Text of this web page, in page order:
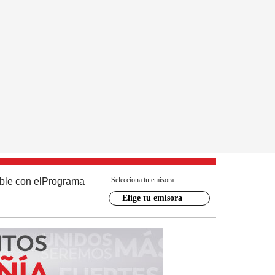
con el Programa Selecciona tu emisora
Elige tu emisora